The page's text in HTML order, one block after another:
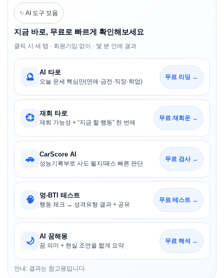
✨ AI 도구 모음
지금 바로, 무료로 빠르게 확인해보세요
클릭 시 새 탭 · 회원가입 없이 · 몇 분 안에 결과
🔮 AI 타로
오늘 운세 핵심만(연애·금전·직장·학업)
무료 리딩 →
💞 재회 타로
재회 가능성 + “지금 할 행동” 한 번에
무료 재회운 →
🚗 CarScore AI
성능기록부로 사도 될지/패스 빠른 판단
무료 검사 →
🧠 멍-BTI 테스트
행동 체크 → 성격유형 결과 + 공유
무료 테스트 →
🌙 AI 꿈해몽
꿈 의미 + 현실 조언을 짧게 요약
무료 해석 →
안내: 결과는 참고용입니다.